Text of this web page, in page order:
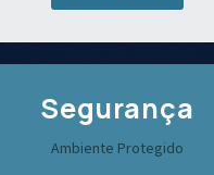
Segurança
Ambiente Protegido